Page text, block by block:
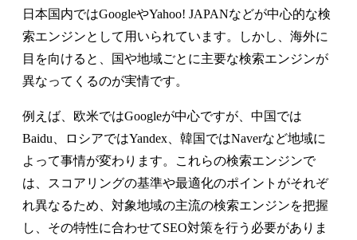
日本国内ではGoogleやYahoo! JAPANなどが中心的な検
索エンジンとして用いられています。しかし、海外に
目を向けると、国や地域ごとに主要な検索エンジンが
異なってくるのが実情です。
例えば、欧米ではGoogleが中心ですが、中国では
Baidu、ロシアではYandex、韓国ではNaverなど地域に
よって事情が変わります。これらの検索エンジンで
は、スコアリングの基準や最適化のポイントがそれぞ
れ異なるため、対象地域の主流の検索エンジンを把握
し、その特性に合わせてSEO対策を行う必要がありま